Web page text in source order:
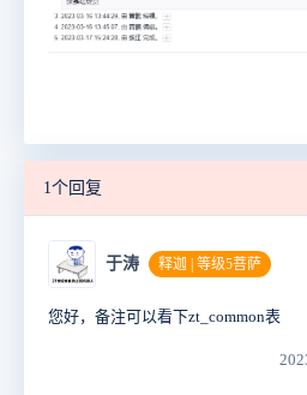
1个回复
于涛 释迦 | 等级5菩萨
您好，备注可以看下zt_common表